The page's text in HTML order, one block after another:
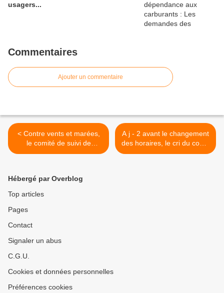
usagers...
Commentaires
Ajouter un commentaire
< Contre vents et marées,
le comité de suivi de
l'avant-projet de la Lgv
A j - 2 avant le changement
des horaires, le cri du coeur
d'une saumuroise... >
Hébergé par Overblog
Top articles
Pages
Contact
Signaler un abus
C.G.U.
Cookies et données personnelles
Préférences cookies